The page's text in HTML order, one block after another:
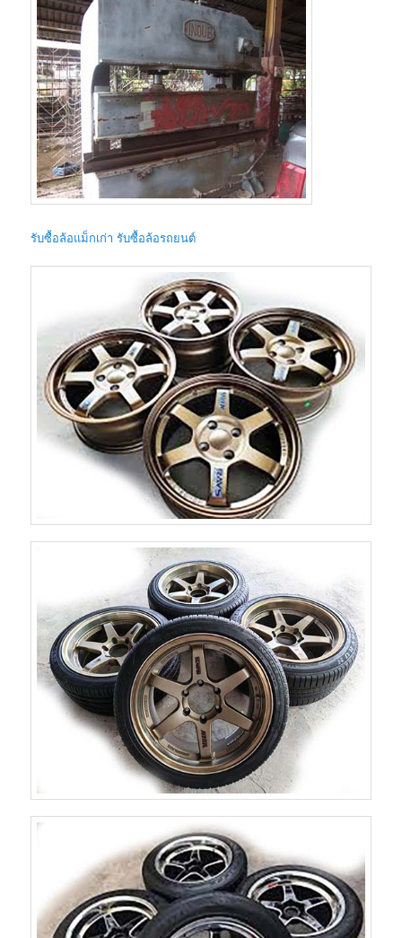
รับซื้อล้อแม็กเก่า รับซื้อล้อรถยนต์